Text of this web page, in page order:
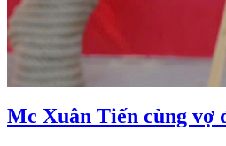
Mc Xuân Tiến cùng vợ